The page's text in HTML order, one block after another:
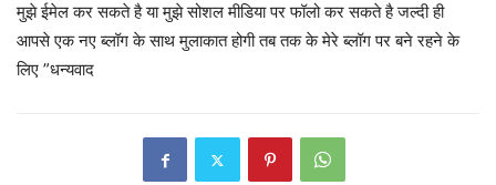
मुझे ईमेल कर सकते है या मुझे सोशल मीडिया पर फॉलो कर सकते है जल्दी ही
आपसे एक नए ब्लॉग के साथ मुलाकात होगी तब तक के मेरे ब्लॉग पर बने रहने के
लिए ”धन्यवाद